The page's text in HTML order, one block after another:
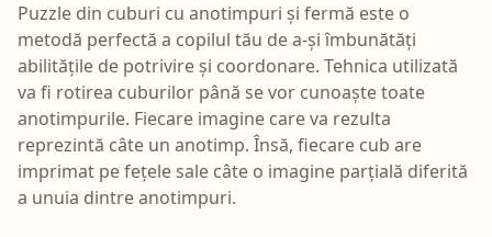
Puzzle din cuburi cu anotimpuri și fermă este o
metodă perfectă a copilul tău de a-și îmbunătăți
abilitățile de potrivire și coordonare. Tehnica utilizată
va fi rotirea cuburilor până se vor cunoaște toate
anotimpurile. Fiecare imagine care va rezulta
reprezintă câte un anotimp. Însă, fiecare cub are
imprimat pe fețele sale câte o imagine parțială diferită
a unuia dintre anotimpuri.